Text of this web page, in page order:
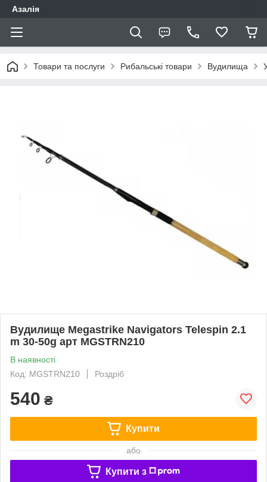
Азалія
Товари та послуги Рибальські товари Вудилища
Вудилище Megastrike Navigators Telespin 2.1
m 30-50g арт MGSTRN210
В наявності
Код: MGSTRN210
Роздріб
540 ₴
Купити
або
Купити з